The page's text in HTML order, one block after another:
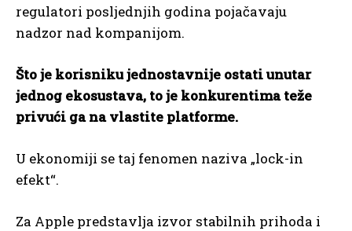
regulatori posljednjih godina pojačavaju
nadzor nad kompanijom.
Što je korisniku jednostavnije ostati unutar
jednog ekosustava, to je konkurentima teže
privući ga na vlastite platforme.
U ekonomiji se taj fenomen naziva „lock-in
efekt“.
Za Apple predstavlja izvor stabilnih prihoda i